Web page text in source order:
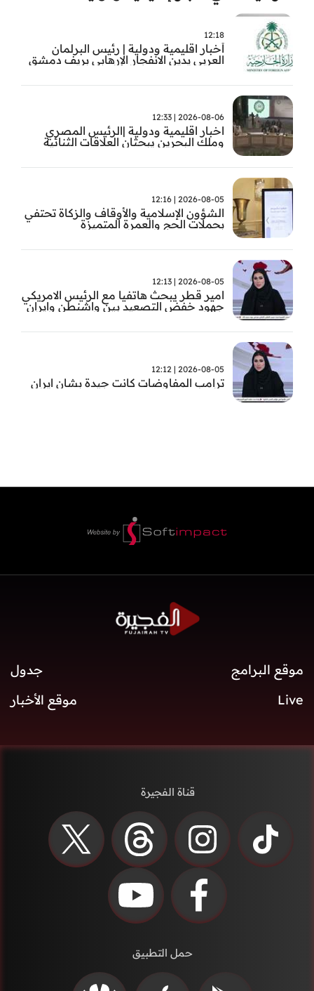
12:18
أخبار اقليمية ودولية | رئيس البرلمان
العربي يدين الانفجار الإرهابي بريف دمشق
2026-08-06 | 12:33
اخبار اقليمية ودولية |الرئيس المصري
وملك البحرين يبحثان العلاقات الثنائية
2026-08-05 | 12:16
الشؤون الإسلامية والأوقاف والزكاة تحتفي
بحملات الحج والعمرة المتميزة
2026-08-05 | 12:13
امير قطر يبحث هاتفيا مع الرئيس الامريكي
جهود خفض التصعيد بين واشنطن وايران
2026-08-05 | 12:12
ترامب المفاوضات كانت جيدة بشان ايران
موقع البرامج
جدول
Live
موقع الأخبار
قناة الفجيرة
حمل التطبيق